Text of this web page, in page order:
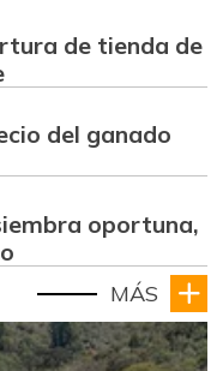
de tienda de
del ganado
oportuna,
MÁS